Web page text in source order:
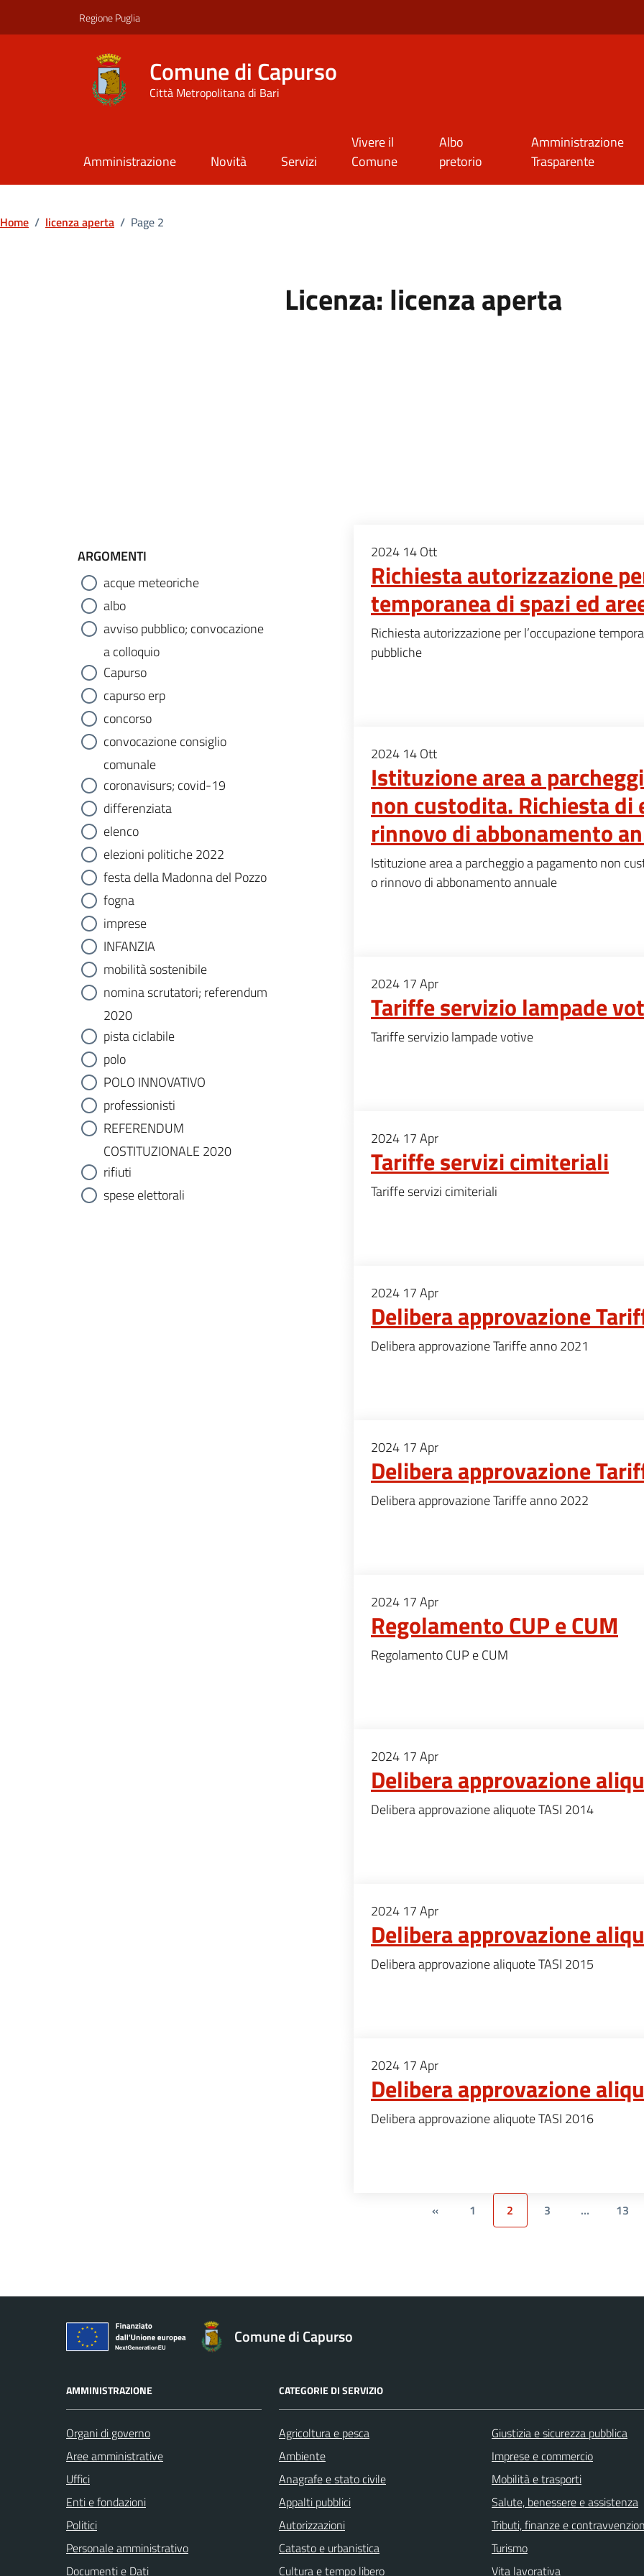
Regione Puglia
Comune di Capurso
Città Metropolitana di Bari
Amministrazione Novità Servizi
Vivere il
Comune
Albo
pretorio
Amministrazione
Trasparente
Home / licenza aperta / Page 2
Licenza: licenza aperta
ARGOMENTI
acque meteoriche
albo
avviso pubblico; convocazione
a colloquio
Capurso
capurso erp
concorso
convocazione consiglio
comunale
coronavisurs; covid-19
differenziata
elenco
elezioni politiche 2022
festa della Madonna del Pozzo
fogna
imprese
INFANZIA
mobilità sostenibile
nomina scrutatori; referendum
2020
pista ciclabile
polo
POLO INNOVATIVO
professionisti
REFERENDUM
COSTITUZIONALE 2020
rifiuti
spese elettorali
2024 14Ott
Richiesta autorizzazione
temporanea di spazi ed
Richiesta autorizzazione per l’occupazione
pubbliche
2024 14Ott
Istituzione area a
non custodita. Richiesta di
rinnovo di abbonamento
Istituzione area a parcheggio a pagamento non
o rinnovo di abbonamento annuale
2024 17Apr
Tariffe servizio lampade
Tariffe servizio lampade votive
2024 17Apr
Tariffe servizi cimiteriali
Tariffe servizi cimiteriali
2024 17Apr
Delibera approvazione
Delibera approvazione Tariffe anno 2021
2024 17Apr
Delibera approvazione
Delibera approvazione Tariffe anno 2022
2024 17Apr
Regolamento CUP e CUM
Regolamento CUP e CUM
2024 17Apr
Delibera approvazione
Delibera approvazione aliquote TASI 2014
2024 17Apr
Delibera approvazione
Delibera approvazione aliquote TASI 2015
2024 17Apr
Delibera approvazione
Delibera approvazione aliquote TASI 2016
« 1 2 3 … 13
Comune di Capurso
AMMINISTRAZIONE
Organi di governo
Aree amministrative
Uffici
Enti e fondazioni
Politici
Personale amministrativo
Documenti e Dati
CATEGORIE DI SERVIZIO
Agricoltura e pesca
Ambiente
Anagrafe e stato civile
Appalti pubblici
Autorizzazioni
Catasto e urbanistica
Cultura e tempo libero
Giustizia e sicurezza pubblica
Imprese e commercio
Mobilità e trasporti
Salute, benessere e assistenza
Tributi, finanze e
Turismo
Vita lavorativa